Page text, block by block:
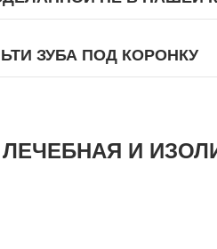
ЗУБА ПОД КОРОНКУ
ЛЕЧЕБНАЯ И